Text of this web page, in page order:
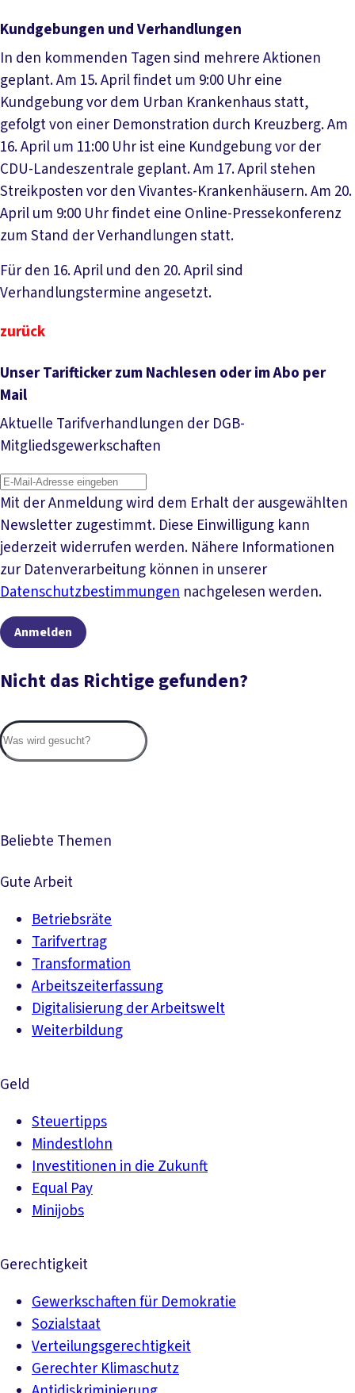
Kundgebungen und Verhandlungen
In den kommenden Tagen sind mehrere Aktionen
geplant. Am 15. April findet um 9:00 Uhr eine
Kundgebung vor dem Urban Krankenhaus statt,
gefolgt von einer Demonstration durch Kreuzberg. Am
16. April um 11:00 Uhr ist eine Kundgebung vor der
CDU-Landeszentrale geplant. Am 17. April stehen
Streikposten vor den Vivantes-Krankenhäusern. Am 20.
April um 9:00 Uhr findet eine Online-Pressekonferenz
zum Stand der Verhandlungen statt.
Für den 16. April und den 20. April sind
Verhandlungstermine angesetzt.
zurück
Unser Tarifticker zum Nachlesen oder im Abo per
Mail
Aktuelle Tarifverhandlungen der DGB-
Mitgliedsgewerkschaften
Mit der Anmeldung wird dem Erhalt der ausgewählten
Newsletter zugestimmt. Diese Einwilligung kann
jederzeit widerrufen werden. Nähere Informationen
zur Datenverarbeitung können in unserer
Datenschutzbestimmungen nachgelesen werden.
Anmelden
Nicht das Richtige gefunden?
Beliebte Themen
Gute Arbeit
Betriebsräte
Tarifvertrag
Transformation
Arbeitszeiterfassung
Digitalisierung der Arbeitswelt
Weiterbildung
Geld
Steuertipps
Mindestlohn
Investitionen in die Zukunft
Equal Pay
Minijobs
Gerechtigkeit
Gewerkschaften für Demokratie
Sozialstaat
Verteilungsgerechtigkeit
Gerechter Klimaschutz